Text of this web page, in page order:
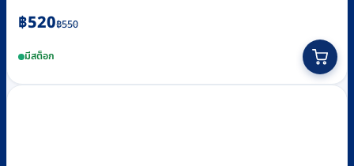
฿550
Original
was:
฿550.
฿520
Current
is:
฿520.
มีสต็อก